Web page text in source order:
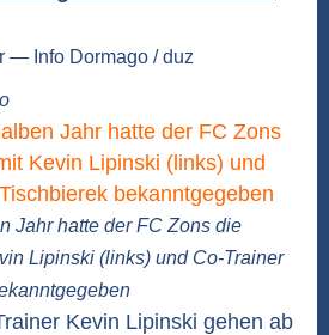
— Info Dormago / duz
Jahr hatte der FC Zons die
Lipinski (links) und Co-Trainer
Kevin Lipinski gehen ab